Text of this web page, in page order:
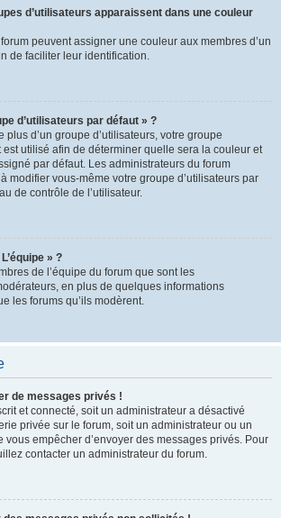
d’utilisateurs apparaissent dans une couleur
peuvent assigner une couleur aux membres d’un
de faciliter leur identification.
d’utilisateurs par défaut » ?
plus d’un groupe d’utilisateurs, votre groupe
est utilisé afin de déterminer quelle sera la couleur et
par défaut. Les administrateurs du forum
modifier vous-même votre groupe d’utilisateurs par
de contrôle de l’utilisateur.
» ?
de l’équipe du forum que sont les
en plus de quelques informations
les forums qu’ils modèrent.
de messages privés !
et connecté, soit un administrateur a désactivé
privée sur le forum, soit un administrateur ou un
vous empêcher d’envoyer des messages privés. Pour
contacter un administrateur du forum.